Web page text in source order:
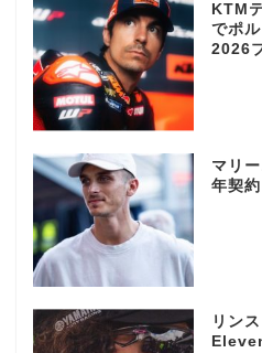
KTM
でポ
2026
マリ
年契
リン